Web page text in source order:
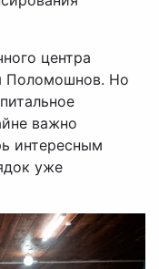
центра
Поломошнов. Но
важно
интересным
уже